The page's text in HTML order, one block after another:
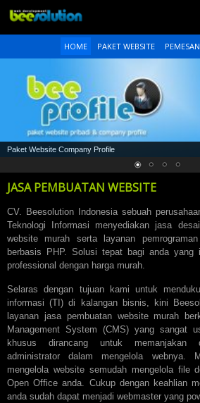
HOME PAKET WEBSITE
Paket Website Company Profile
JASA PEMBUATAN WEBSITE
CV. Beesolution Indonesia sebuah
Teknologi Informasi menyediakan jasa
website murah serta layanan
berbasis PHP. Solusi tepat bagi anda yang
professional dengan harga murah.
Selaras dengan tujuan kami untuk
informasi (TI) di kalangan bisnis, kini
layanan jasa pembuatan website murah
Management System (CMS) yang sangat
khusus dirancang untuk memanjakan
administrator dalam mengelola webnya.
mengelola website semudah mengelola file
Open Office anda. Cukup dengan keahlian
anda sudah dapat menjadi webmaster yang